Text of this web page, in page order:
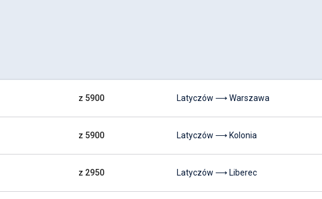
z 5900
z 5900
z 2950
Latyczów ⟶ Warszawa
Latyczów ⟶ Kolonia
Latyczów ⟶ Liberec